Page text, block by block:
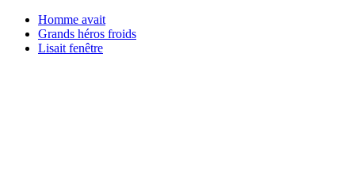
Homme avait
Grands héros froids
Lisait fenêtre